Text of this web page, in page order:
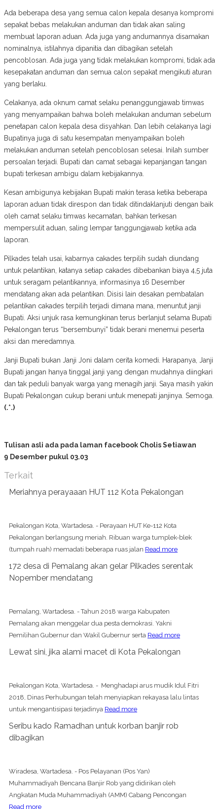
Ada beberapa desa yang semua calon kepala desanya kompromi
sepakat bebas melakukan anduman dan tidak akan saling
membuat laporan aduan. Ada juga yang andumannya disamakan
nominalnya, istilahnya dipanitia dan dibagikan setelah
pencoblosan. Ada juga yang tidak melakukan kompromi, tidak ada
kesepakatan anduman dan semua calon sepakat mengikuti aturan
yang berlaku.
Celakanya, ada oknum camat selaku penanggungjawab timwas
yang menyampaikan bahwa boleh melakukan anduman sebelum
penetapan calon kepala desa disyahkan. Dan lebih celakanya lagi
Bupatinya juga di satu kesempatan menyampaikan boleh
melakukan anduman setelah pencoblosan selesai. Inilah sumber
persoalan terjadi. Bupati dan camat sebagai kepanjangan tangan
bupati terkesan ambigu dalam kebijakannya.
Kesan ambigunya kebijakan Bupati makin terasa ketika beberapa
laporan aduan tidak direspon dan tidak ditindaklanjuti dengan baik
oleh camat selaku timwas kecamatan, bahkan terkesan
mempersulit aduan, saling lempar tanggungjawab ketika ada
laporan.
Pilkades telah usai, kabarnya cakades terpilih sudah diundang
untuk pelantikan, katanya setiap cakades dibebankan biaya 4,5 juta
untuk seragam pelantikannya, informasinya 16 Desember
mendatang akan ada pelantikan. Disisi lain desakan pembatalan
pelantikan cakades terpilih terjadi dimana mana, menuntut janji
Bupati. Aksi unjuk rasa kemungkinan terus berlanjut selama Bupati
Pekalongan terus “bersembunyi” tidak berani menemui peserta
aksi dan meredamnya.
Janji Bupati bukan Janji Joni dalam cerita komedi. Harapanya, Janji
Bupati jangan hanya tinggal janji yang dengan mudahnya diingkari
dan tak peduli banyak warga yang menagih janji. Saya masih yakin
Bupati Pekalongan cukup berani untuk menepati janjinya. Semoga.
(.*.)
Tulisan asli ada pada laman facebook Cholis Setiawan
9 Desember pukul 03.03
Terkait
Meriahnya perayaaan HUT 112 Kota Pekalongan
Pekalongan Kota, Wartadesa. - Perayaan HUT Ke-112 Kota
Pekalongan berlangsung meriah. Ribuan warga tumplek-blek
(tumpah ruah) memadati beberapa ruas jalan Read more
172 desa di Pemalang akan gelar Pilkades serentak
Nopember mendatang
Pemalang, Wartadesa. - Tahun 2018 warga Kabupaten
Pemalang akan menggelar dua pesta demokrasi. Yakni
Pemilihan Gubernur dan Wakil Gubernur serta Read more
Lewat sini, jika alami macet di Kota Pekalongan
Pekalongan Kota, Wartadesa. - Menghadapi arus mudik Idul Fitri
2018, Dinas Perhubungan telah menyiapkan rekayasa lalu lintas
untuk mengantisipasi terjadinya Read more
Seribu kado Ramadhan untuk korban banjir rob
dibagikan
Wiradesa, Wartadesa. - Pos Pelayanan (Pos Yan)
Muhammadiyah Bencana Banjir Rob yang didirikan oleh
Angkatan Muda Muhammadiyah (AMM) Cabang Pencongan
Read more